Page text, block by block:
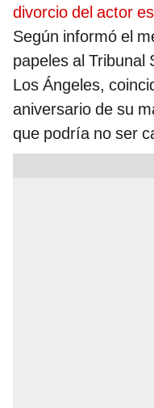
divorcio del actor
Según informó el
papeles al Tribunal
Los Ángeles,
aniversario de su
que podría no ser